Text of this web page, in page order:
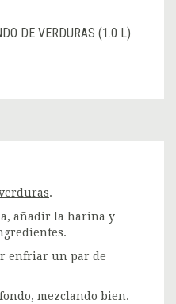
DE VERDURAS (1.0 L)
.
añadir la harina y
enfriar un par de
mezclando bien.